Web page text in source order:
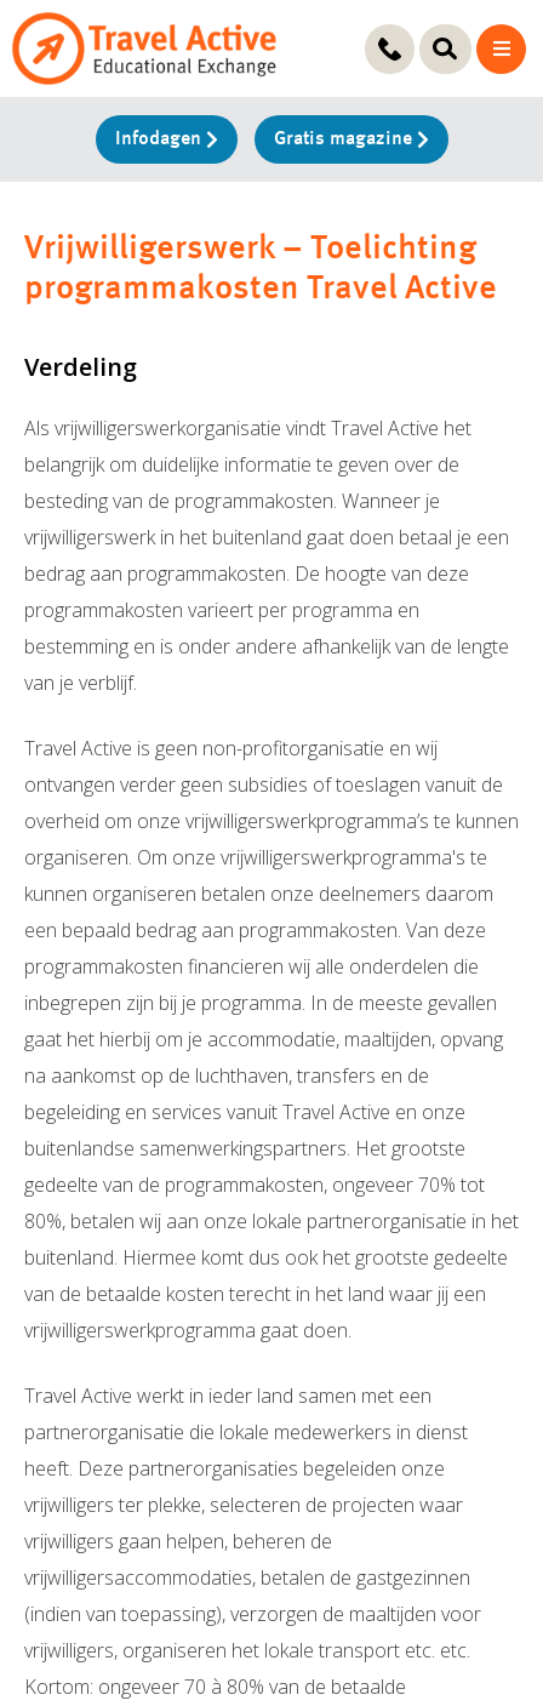
Ga
naar
Infodagen Gratis magazine
Vrijwilligerswerk – Toelichting
programmakosten Travel Active
Verdeling
Als vrijwilligerswerkorganisatie vindt Travel Active het
belangrijk om duidelijke informatie te geven over de
besteding van de programmakosten. Wanneer je
vrijwilligerswerk in het buitenland gaat doen betaal je een
bedrag aan programmakosten. De hoogte van deze
programmakosten varieert per programma en
bestemming en is onder andere afhankelijk van de lengte
van je verblijf.
Travel Active is geen non-profitorganisatie en wij
ontvangen verder geen subsidies of toeslagen vanuit de
overheid om onze vrijwilligerswerkprogramma’s te kunnen
organiseren. Om onze vrijwilligerswerkprogramma's te
kunnen organiseren betalen onze deelnemers daarom
een bepaald bedrag aan programmakosten. Van deze
programmakosten financieren wij alle onderdelen die
inbegrepen zijn bij je programma. In de meeste gevallen
gaat het hierbij om je accommodatie, maaltijden, opvang
na aankomst op de luchthaven, transfers en de
begeleiding en services vanuit Travel Active en onze
buitenlandse samenwerkingspartners. Het grootste
gedeelte van de programmakosten, ongeveer 70% tot
80%, betalen wij aan onze lokale partnerorganisatie in het
buitenland. Hiermee komt dus ook het grootste gedeelte
van de betaalde kosten terecht in het land waar jij een
vrijwilligerswerkprogramma gaat doen.
Travel Active werkt in ieder land samen met een
partnerorganisatie die lokale medewerkers in dienst
heeft. Deze partnerorganisaties begeleiden onze
vrijwilligers ter plekke, selecteren de projecten waar
vrijwilligers gaan helpen, beheren de
vrijwilligersaccommodaties, betalen de gastgezinnen
(indien van toepassing), verzorgen de maaltijden voor
vrijwilligers, organiseren het lokale transport etc. etc.
Kortom: ongeveer 70 à 80% van de betaalde